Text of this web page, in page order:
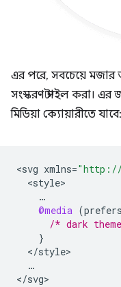
এর পরে, সবচেয়ে
সংস্করণ স্টাইল করা। এর
মিডিয়া ক্যোয়ারীতে যাবে:
<svg xmlns="http://
<style
…
@media (prefers
/* dark
}
</style
…
</svg